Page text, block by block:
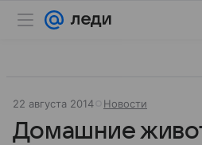
22 августа 2014 Новости
Домашние